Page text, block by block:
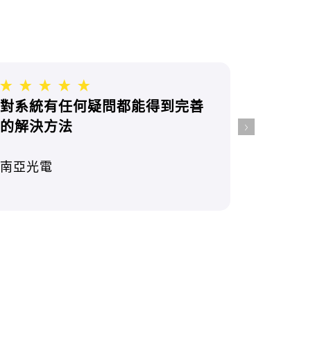
對系統有任何疑問都能得到完善
的解決方法
南亞光電